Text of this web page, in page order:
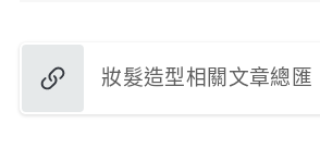
妝髮造型相關文章總匯